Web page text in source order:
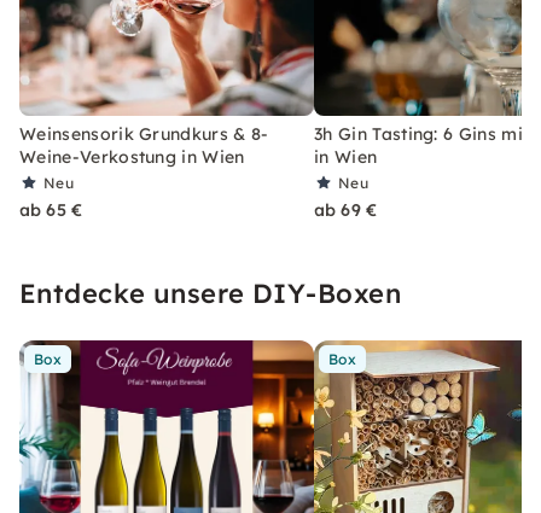
Weinsensorik Grundkurs & 8-
Weine-Verkostung in Wien
Neu
ab 65 €
3h Gin Tasting: 6 Gins mit
in Wien
Neu
ab 69 €
Entdecke unsere DIY-Boxen
Box Box